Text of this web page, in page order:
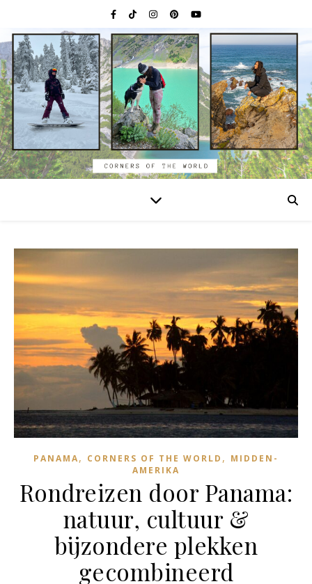
PANAMA, CORNERS OF THE WORLD , MIDDEN-
AMERIKA
Rondreizen door Panama:
natuur, cultuur &
bijzondere plekken
gecombineerd